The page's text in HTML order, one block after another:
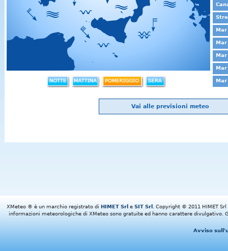
Vai alle previsioni meteo
XMeteo ® è un marchio registrato di HIMET Srl e SIT Srl
. Copyright © 2011 HIMET
informazioni meteorologiche di XMeteo sono gratuite ed hanno carattere divulgativo.
Avviso